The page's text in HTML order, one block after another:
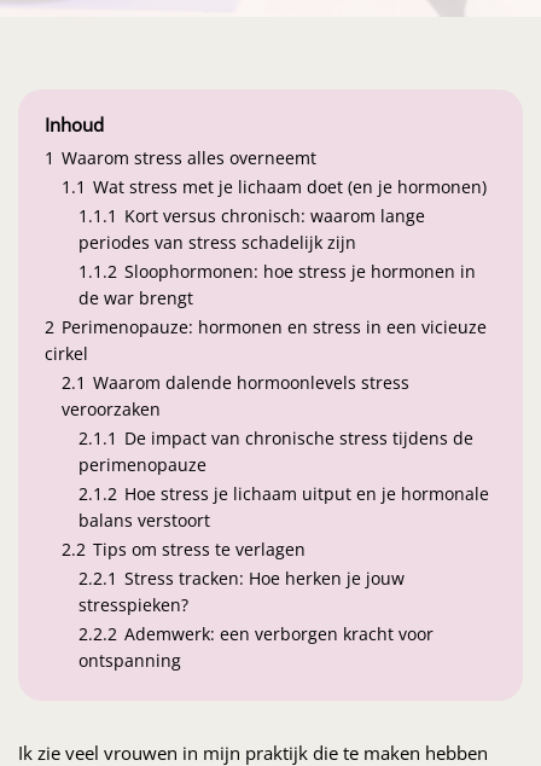
Inhoud
1 Waarom stress alles overneemt
1.1 Wat stress met je lichaam doet (en je hormonen)
1.1.1 Kort versus chronisch: waarom lange
periodes van stress schadelijk zijn
1.1.2 Sloophormonen: hoe stress je hormonen in
de war brengt
2 Perimenopauze: hormonen en stress in een vicieuze
cirkel
2.1 Waarom dalende hormoonlevels stress
veroorzaken
2.1.1 De impact van chronische stress tijdens de
perimenopauze
2.1.2 Hoe stress je lichaam uitput en je hormonale
balans verstoort
2.2 Tips om stress te verlagen
2.2.1 Stress tracken: Hoe herken je jouw
stresspieken?
2.2.2 Ademwerk: een verborgen kracht voor
ontspanning
Ik zie veel vrouwen in mijn praktijk die te maken hebben